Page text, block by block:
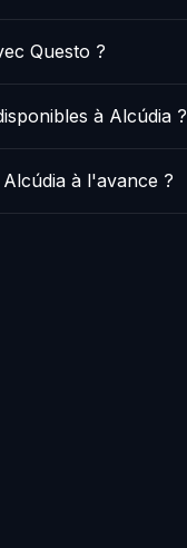
Questo ?
à Alcúdia ?
à l'avance ?